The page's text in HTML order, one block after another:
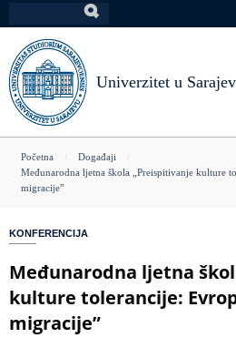
na
glavni
sadržaj
Univerzitet u
You
are
Početna
Događaji
Međunarodna ljetna škola „Preispitivanje kulture
migracije”
KONFERENCIJA
Međunarodna ljetna
kulture tolerancije:
migracije”